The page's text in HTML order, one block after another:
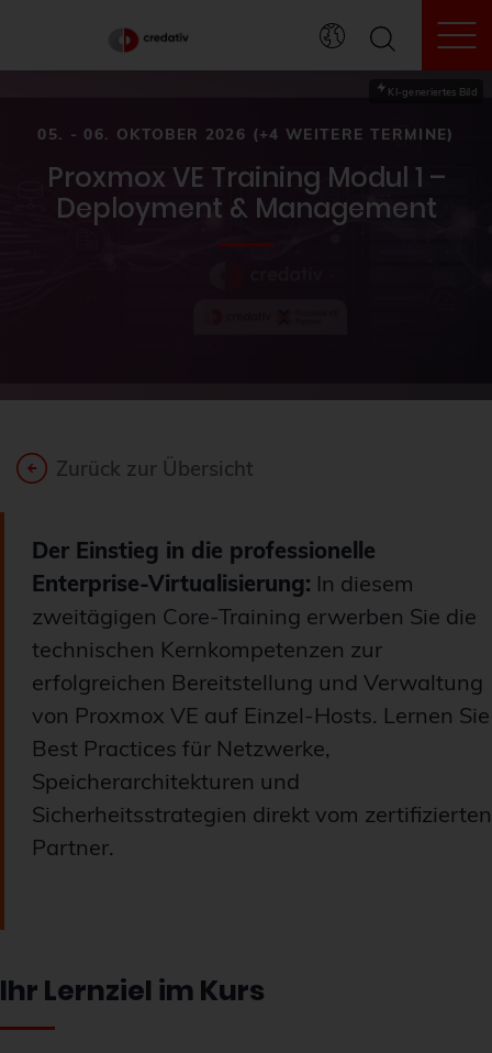
KI-generiertes Bild
05. - 06. OKTOBER 2026 (+4 WEITERE TERMINE)
Proxmox VE Training Modul 1 –
Deployment & Management
Zurück zur Übersicht
Der Einstieg in die professionelle
Enterprise-Virtualisierung: In diesem
zweitägigen Core-Training erwerben Sie die
technischen Kernkompetenzen zur
erfolgreichen Bereitstellung und Verwaltung
von Proxmox VE auf Einzel-Hosts. Lernen Sie
Best Practices für Netzwerke,
Speicherarchitekturen und
Sicherheitsstrategien direkt vom zertifizierten
Partner.
Ihr Lernziel im Kurs